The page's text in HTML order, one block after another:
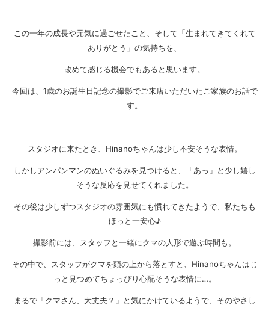
この一年の成長や元気に過ごせたこと、そして「生まれてきてくれて
ありがとう」の気持ちを、
改めて感じる機会でもあると思います。
今回は、1歳のお誕生日記念の撮影でご来店いただいたご家族のお話で
す。
スタジオに来たとき、Hinanoちゃんは少し不安そうな表情。
しかしアンパンマンのぬいぐるみを見つけると、「あっ」と少し嬉し
そうな反応を見せてくれました。
その後は少しずつスタジオの雰囲気にも慣れてきたようで、私たちも
ほっと一安心♪
撮影前には、スタッフと一緒にクマの人形で遊ぶ時間も。
その中で、スタッフがクマを頭の上から落とすと、Hinanoちゃんはじ
っと見つめてちょっぴり心配そうな表情に…。
まるで「クマさん、大丈夫？」と気にかけているようで、そのやさし